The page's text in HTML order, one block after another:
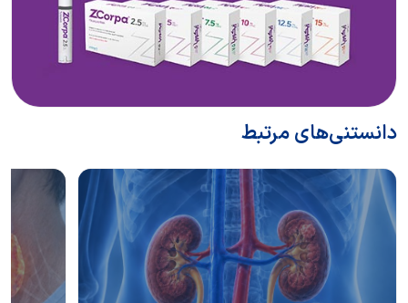
دانستنی‌های مرتبط